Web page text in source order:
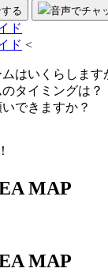
する 音声でチャ
<
はいくらします
タイミングは？
できますか？
MAP
MAP